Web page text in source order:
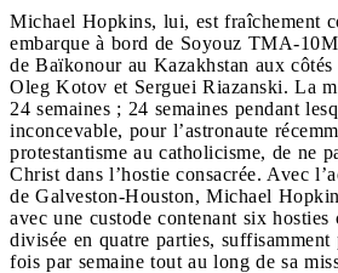
Michael Hopkins, lui, est fraîchement
embarque à bord de Soyouz TMA-
de Baïkonour au Kazakhstan aux côtés
Oleg Kotov et Serguei Riazanski. La
24 semaines ; 24 semaines pendant
inconcevable, pour l’astronaute
protestantisme au catholicisme, de ne
Christ dans l’hostie consacrée. Avec
de Galveston-Houston, Michael
avec une custode contenant six hosties
divisée en quatre parties,
fois par semaine tout au long de sa